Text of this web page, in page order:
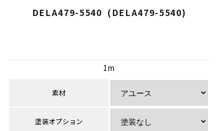
DELA479-5540 (DELA479-5540)
1m
素材
塗装オプション